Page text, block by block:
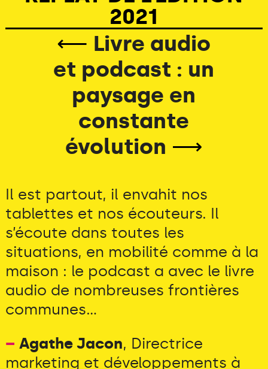
2021
⟵ Livre audio
et podcast : un
paysage en
constante
évolution ⟶
Il est partout, il envahit nos
tablettes et nos écouteurs. Il
s’écoute dans toutes les
situations, en mobilité comme à la
maison : le podcast a avec le livre
audio de nombreuses frontières
communes...
– Agathe Jacon, Directrice
marketing et développements à